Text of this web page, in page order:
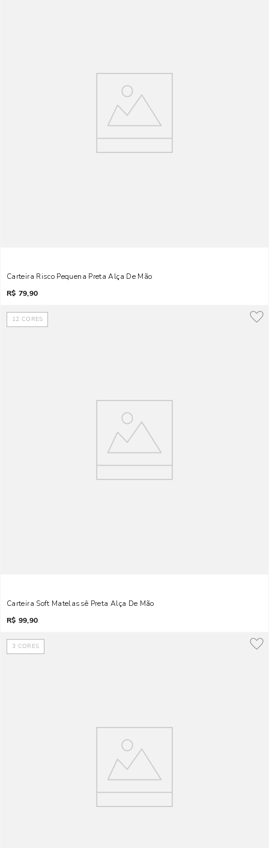
Carteira Risco Pequena Preta Alça De Mão
R$ 79,90
12 CORES
Carteira Soft Matelassê Preta Alça De Mão
R$ 99,90
3 CORES